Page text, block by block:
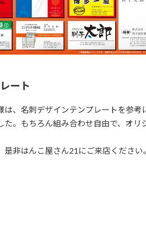
ート
、名刺デザインテンプレートを参考
。もちろん組み合わせ自由で、オリ
非はんこ屋さん21にご来店ください。